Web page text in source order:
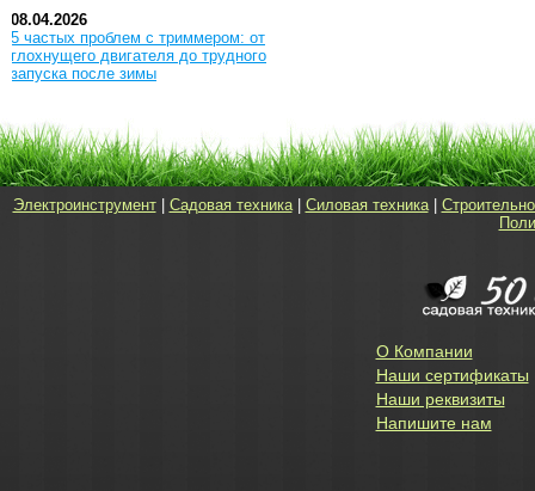
08.04.2026
5 частых проблем с триммером: от
глохнущего двигателя до трудного
запуска после зимы
Электроинструмент| Садовая техника| Силовая техника|
О Компании
Наши сертификаты
Наши реквизиты
Напишите нам